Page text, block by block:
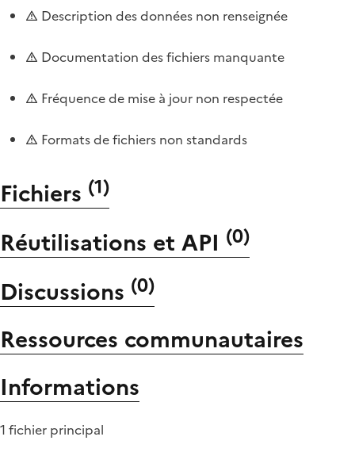
Description des données non renseignée
Documentation des fichiers manquante
Fréquence de mise à jour non respectée
Formats de fichiers non standards
Fichiers (1)
Réutilisations et API (0)
Discussions (0)
Ressources communautaires
Informations
1 fichier principal